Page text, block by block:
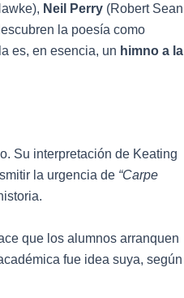
Neil Perry (Robert Sean
la poesía como
es, en esencia, un himno a la
Su interpretación de Keating
la urgencia de “Carpe
que los alumnos arranquen
fue idea suya, según